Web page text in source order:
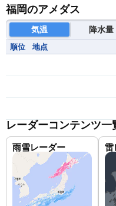
福岡のアメダス
気温 降水量
順位 地点
レーダーコンテンツ一
雨雪レーダー 雷